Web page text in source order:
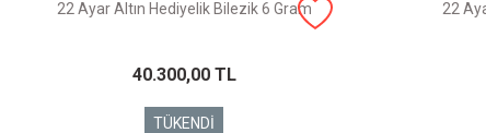
22 Ayar Altın Hediyelik Bilezik 6 Gram
40.300,00 TL
22
TÜKENDİ